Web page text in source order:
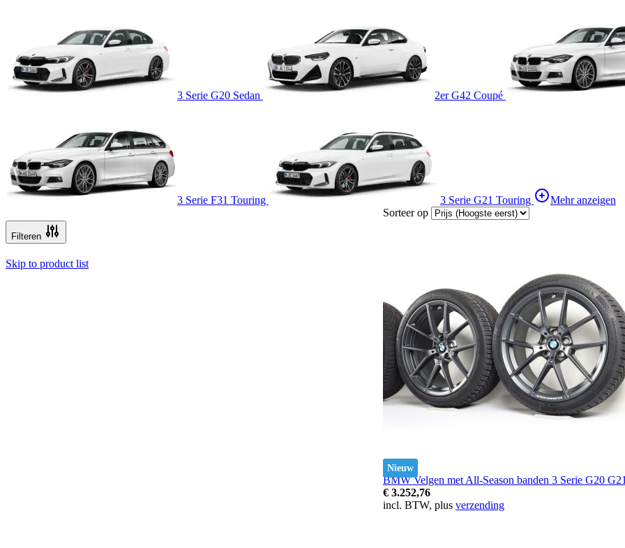
3 Serie G20 Sedan 2er G42 Coupé
3 Serie F31 Touring 3 Serie G21 Touring Mehr anzeigen
Filteren
Skip to product list
Sorteer op
Nieuw
BMW Velgen met All-Season banden 3 Serie G20
€ 3.252,76
incl. BTW, plus verzending